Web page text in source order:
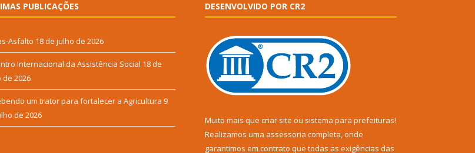
PUBLICAÇÕES
Asfalto 18 de julho de 2026
Internacional da Assistência Social 18 de
de 2026
um trator para fortalecer a Agricultura 9
de 2026
DESENVOLVIDO POR CR2
Muito mais que criar site ou sistema para prefeituras!
Realizamos uma assessoria completa, onde
garantimos em contrato que todas as exigências das